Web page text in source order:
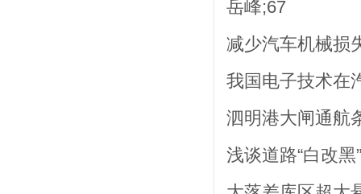
岳峰;67
减少汽车机械损
我国电子技术在
泗明港大闸通航
浅谈道路“白改